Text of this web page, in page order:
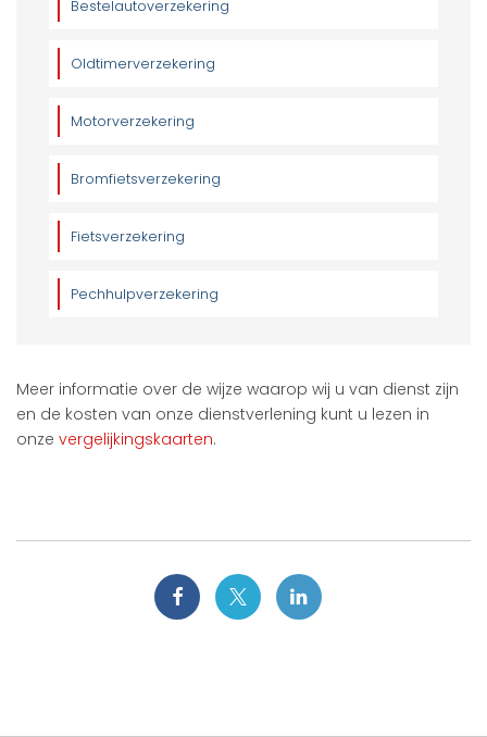
Bestelautoverzekering
Oldtimerverzekering
Motorverzekering
Bromfietsverzekering
Fietsverzekering
Pechhulpverzekering
Meer informatie over de wijze waarop wij u van dienst zijn
en de kosten van onze dienstverlening kunt u lezen in
onze vergelijkingskaarten.